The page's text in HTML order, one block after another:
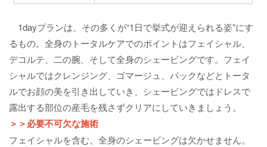
1dayプランは、その多くが“1日で挙式が迎えられる姿”にす
るもの。全身のトータルケアでのポイントはフェイシャル、
デコルテ、二の腕、そして全身のシェービングです。フェイ
シャルではクレンジング、ゴマージュ、パックなどとトータ
ルでお顔の美を引き出していき、シェービングではドレスで
露出する部位の産毛を残さずクリアにしていきましょう。
＞＞必要不可欠な施術
フェイシャルを含む、全身のシェービングは欠かせません。